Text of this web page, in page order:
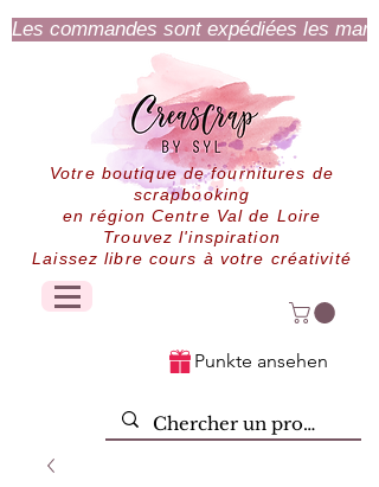
Les commandes sont expédiées les
Votre boutique de fournitures de
scrapbooking
en région Centre Val de Loire
Trouvez l'inspiration
Laissez libre cours à votre créativité
Punkte ansehen